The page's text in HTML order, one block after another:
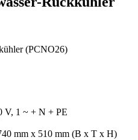
(PCNO26)
V, 1 ~ + N + PE
mm x 510 mm (B x T x H)